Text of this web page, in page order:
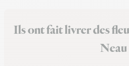
Ils ont fait livrer des
Neau